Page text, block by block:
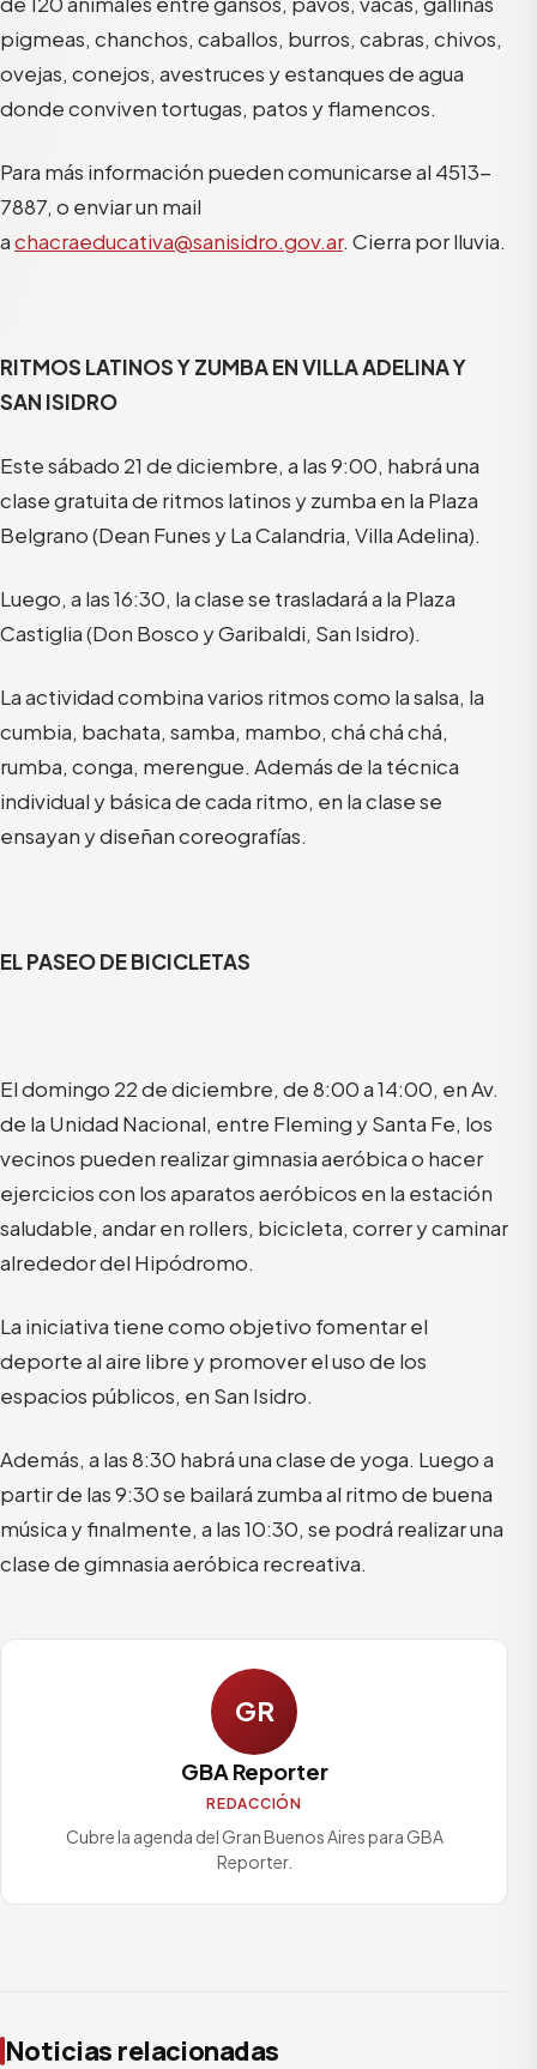
pigmeas, chanchos, caballos, burros, cabras, chivos,
ovejas, conejos, avestruces y estanques de agua
donde conviven tortugas, patos y flamencos.
Para más información pueden comunicarse al 4513-
7887, o enviar un mail
achacraeducativa@sanisidro.gov.ar. Cierra por lluvia.
RITMOS LATINOS Y ZUMBA EN VILLA ADELINAY
SAN ISIDRO
Este sábado 21 de diciembre, a las 9:00, habrá una
clase gratuita de ritmos latinos y zumba en la Plaza
Belgrano (Dean Funes y La Calandria, Villa Adelina).
Luego, a las 16:30, la clase se trasladará a la Plaza
Castiglia (Don Bosco y Garibaldi, San Isidro).
La actividad combina varios ritmos como la salsa, la
cumbia, bachata, samba, mambo, chá chá chá,
rumba, conga, merengue. Además de la técnica
individual y básica de cada ritmo, en la clase se
ensayan y diseñan coreografías.
EL PASEO DE BICICLETAS
El domingo 22 de diciembre, de 8:00 a 14:00, en Av.
de la Unidad Nacional, entre Fleming y Santa Fe, los
vecinos pueden realizar gimnasia aeróbica o hacer
ejercicios con los aparatos aeróbicos en la estación
saludable, andar en rollers, bicicleta, correr y caminar
alrededor del Hipódromo.
La iniciativa tiene como objetivo fomentar el
deporte al aire libre y promover el uso de los
espacios públicos, en San Isidro.
Además, a las 8:30 habrá una clase de yoga. Luego a
partir de las 9:30 se bailará zumba al ritmo de buena
música y finalmente, a las 10:30, se podrá realizar una
clase de gimnasia aeróbica recreativa.
GR
GBA Reporter
REDACCIÓN
Cubre la agenda del Gran Buenos Aires para GBA
Reporter.
Noticias relacionadas